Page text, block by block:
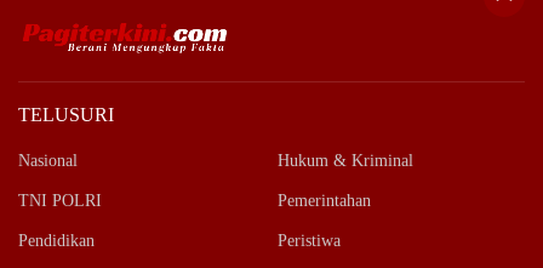
TELUSURI
Nasional Hukum & Kriminal
TNI POLRI Pemerintahan
Pendidikan Peristiwa